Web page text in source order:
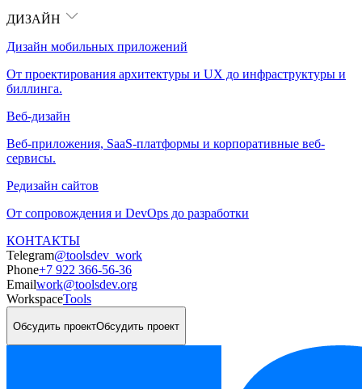
ДИЗАЙН
Дизайн мобильных приложений
От проектирования архитектуры и UX до инфраструктуры и
биллинга.
Веб-дизайн
Веб-приложения, SaaS-платформы и корпоративные веб-
сервисы.
Редизайн сайтов
От сопровождения и DevOps до разработки
КОНТАКТЫ
Telegram@toolsdev_work
Phone+7 922 366-56-36
Emailwork@toolsdev.org
WorkspaceTools
Обсудить проектОбсудить проект